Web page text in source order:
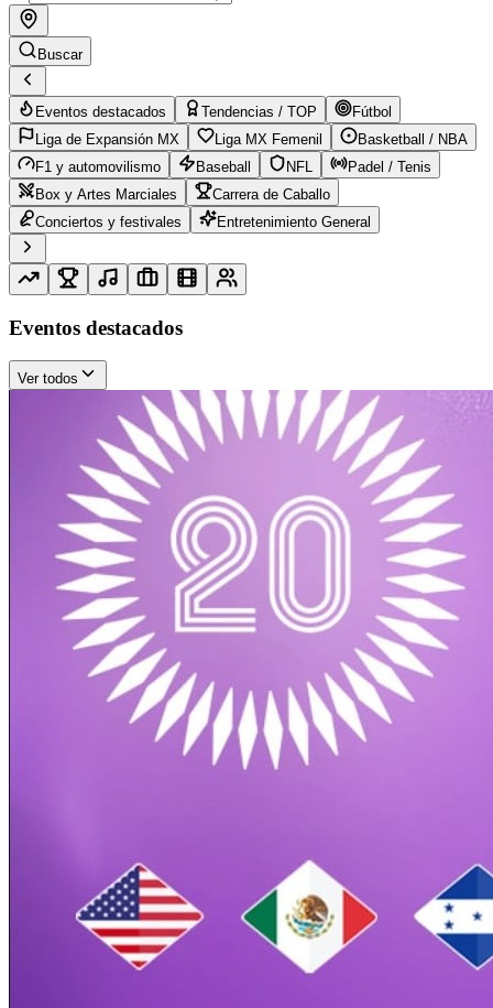
Buscar
Eventos destacados Tendencias / TOP
Fútbol
Liga de Expansión MX
Liga MX Femenil
Basketball / NBA
F1 y automovilismo
Baseball NFL
Padel / Tenis
Box y Artes Marciales
Carrera de Caballo
Conciertos y festivales
Entretenimiento General
Eventos destacados
Ver todos